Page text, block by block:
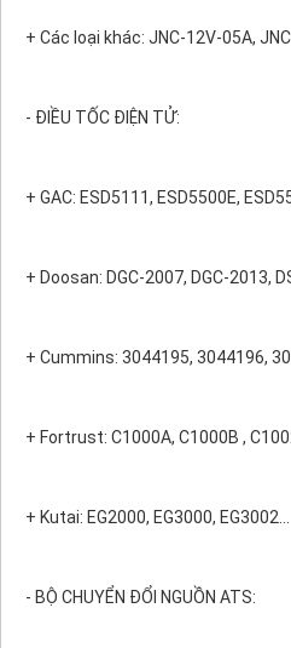
+ Các loại khác: JNC-12V-05A,
- ĐIỀU TỐC ĐIỆN TỬ:
+ GAC: ESD5111, ESD5500E,
+ Doosan: DGC-2007, DGC-2013,
+ Cummins: 3044195, 3044196,
+ Fortrust: C1000A, C1000B ,
+ Kutai: EG2000, EG3000, EG3002…
- BỘ CHUYỂN ĐỔI NGUỒN ATS: